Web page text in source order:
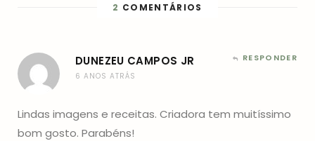
2 COMENTÁRIOS
DUNEZEU CAMPOS JR
6 ANOS ATRÁS
RESPONDER
Lindas imagens e receitas. Criadora tem muitíssimo
bom gosto. Parabéns!